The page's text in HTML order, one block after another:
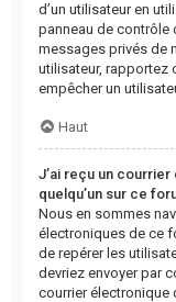
d’un utilisateur en
panneau de contrôle
messages privés de
utilisateur, rapportez
empêcher un
Haut
J’ai reçu un
quelqu’un sur ce
Nous en sommes
électroniques de ce
de repérer les
devriez envoyer par
courrier électronique